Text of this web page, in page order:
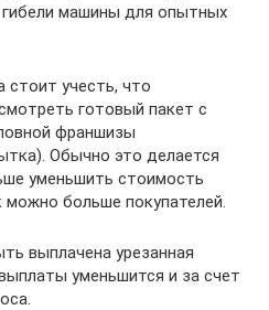
гибели машины для опытных
стоит учесть, что
готовый пакет с
франшизы
Обычно это делается
уменьшить стоимость
можно больше покупателей.
выплачена урезанная
уменьшится и за счет